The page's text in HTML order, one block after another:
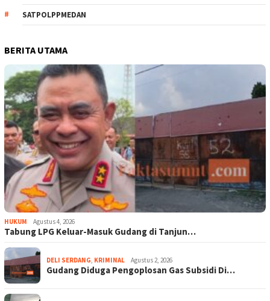
SATPOLPPMEDAN
BERITA UTAMA
HUKUM Agustus 4, 2026
Tabung LPG Keluar-Masuk Gudang di Tanjun…
DELI SERDANG KRIMINAL Agustus 2, 2026
Gudang Diduga Pengoplosan Gas Subsidi Di…